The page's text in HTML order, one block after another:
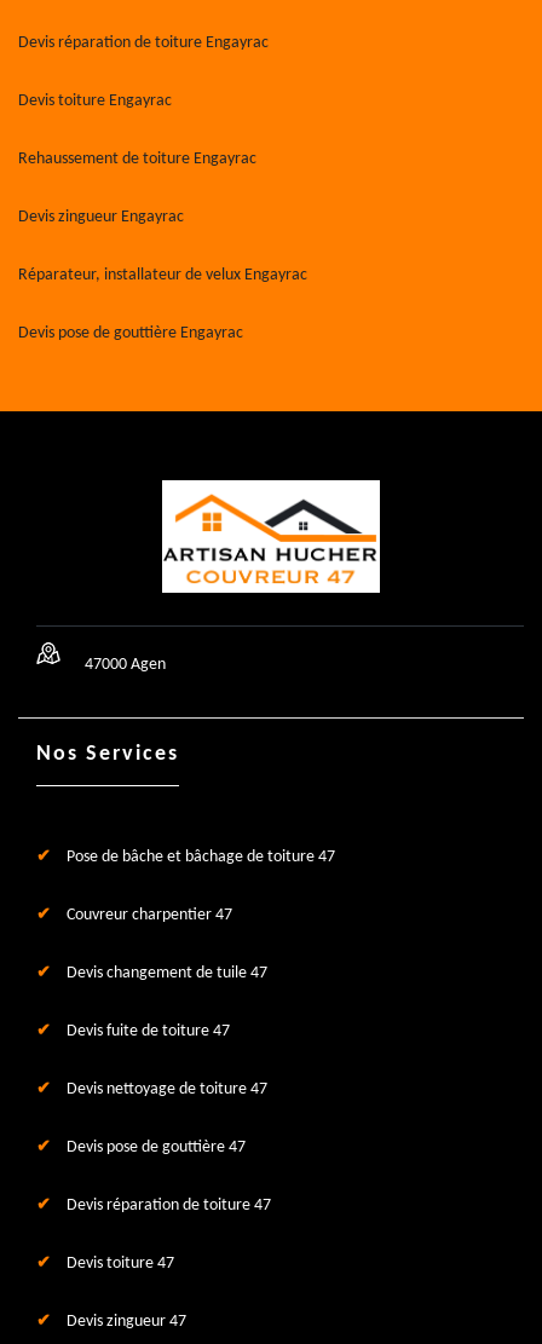
Devis réparation de toiture Engayrac
Devis toiture Engayrac
Rehaussement de toiture Engayrac
Devis zingueur Engayrac
Réparateur, installateur de velux Engayrac
Devis pose de gouttière Engayrac
47000 Agen
Nos Services
Pose de bâche et bâchage de toiture 47
Couvreur charpentier 47
Devis changement de tuile 47
Devis fuite de toiture 47
Devis nettoyage de toiture 47
Devis pose de gouttière 47
Devis réparation de toiture 47
Devis toiture 47
Devis zingueur 47